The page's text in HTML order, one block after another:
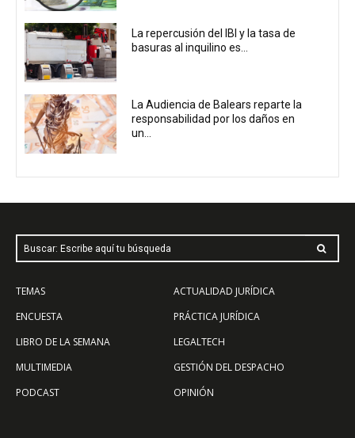
La repercusión del IBI y la tasa de
basuras al inquilino es...
La Audiencia de Balears reparte la
responsabilidad por los daños en
un...
Buscar: Escribe aquí tu búsqueda
TEMAS
ENCUESTA
LIBRO DE LA SEMANA
MULTIMEDIA
PODCAST
ACTUALIDAD JURÍDICA
PRÁCTICA JURÍDICA
LEGALTECH
GESTIÓN DEL DESPACHO
OPINIÓN